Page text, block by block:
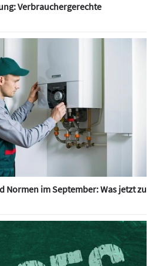
Verbrauchergerechte
Normen im September: Was jetzt zu